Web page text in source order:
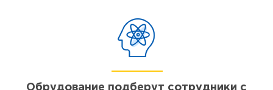
Обрудование подберут сотрудники с